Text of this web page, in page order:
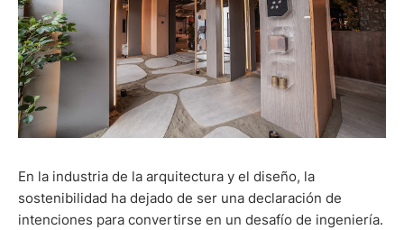
En la industria de la arquitectura y el diseño, la
sostenibilidad ha dejado de ser una declaración de
intenciones para convertirse en un desafío de ingeniería.